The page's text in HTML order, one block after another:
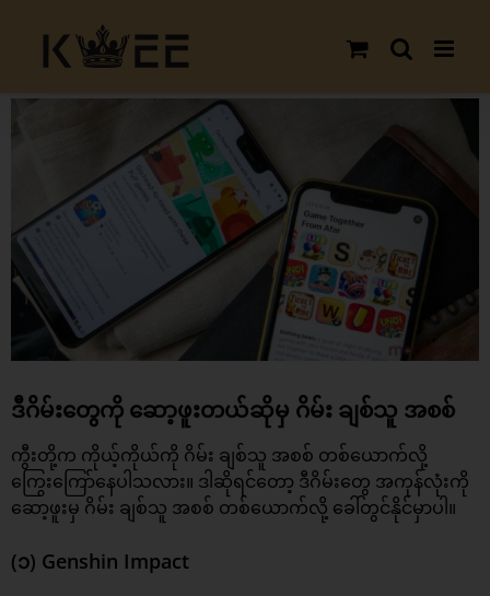
content
ဒီဂိမ်းတွေကို ဆော့ဖူးတယ်ဆိုမှ ဂိမ်း ချစ်သူ အစစ်
ကွီးတို့က ကိုယ့်ကိုယ်ကို ဂိမ်း ချစ်သူ အစစ် တစ်ယောက်လို့
ကြွေးကြော်နေပါသလား။ ဒါဆိုရင်တော့ ဒီဂိမ်းတွေ အကုန်လုံးကို
ဆော့ဖူးမှ ဂိမ်း ချစ်သူ အစစ် တစ်ယောက်လို့ ခေါ်တွင်နိုင်မှာပါ။
(၁) Genshin Impact